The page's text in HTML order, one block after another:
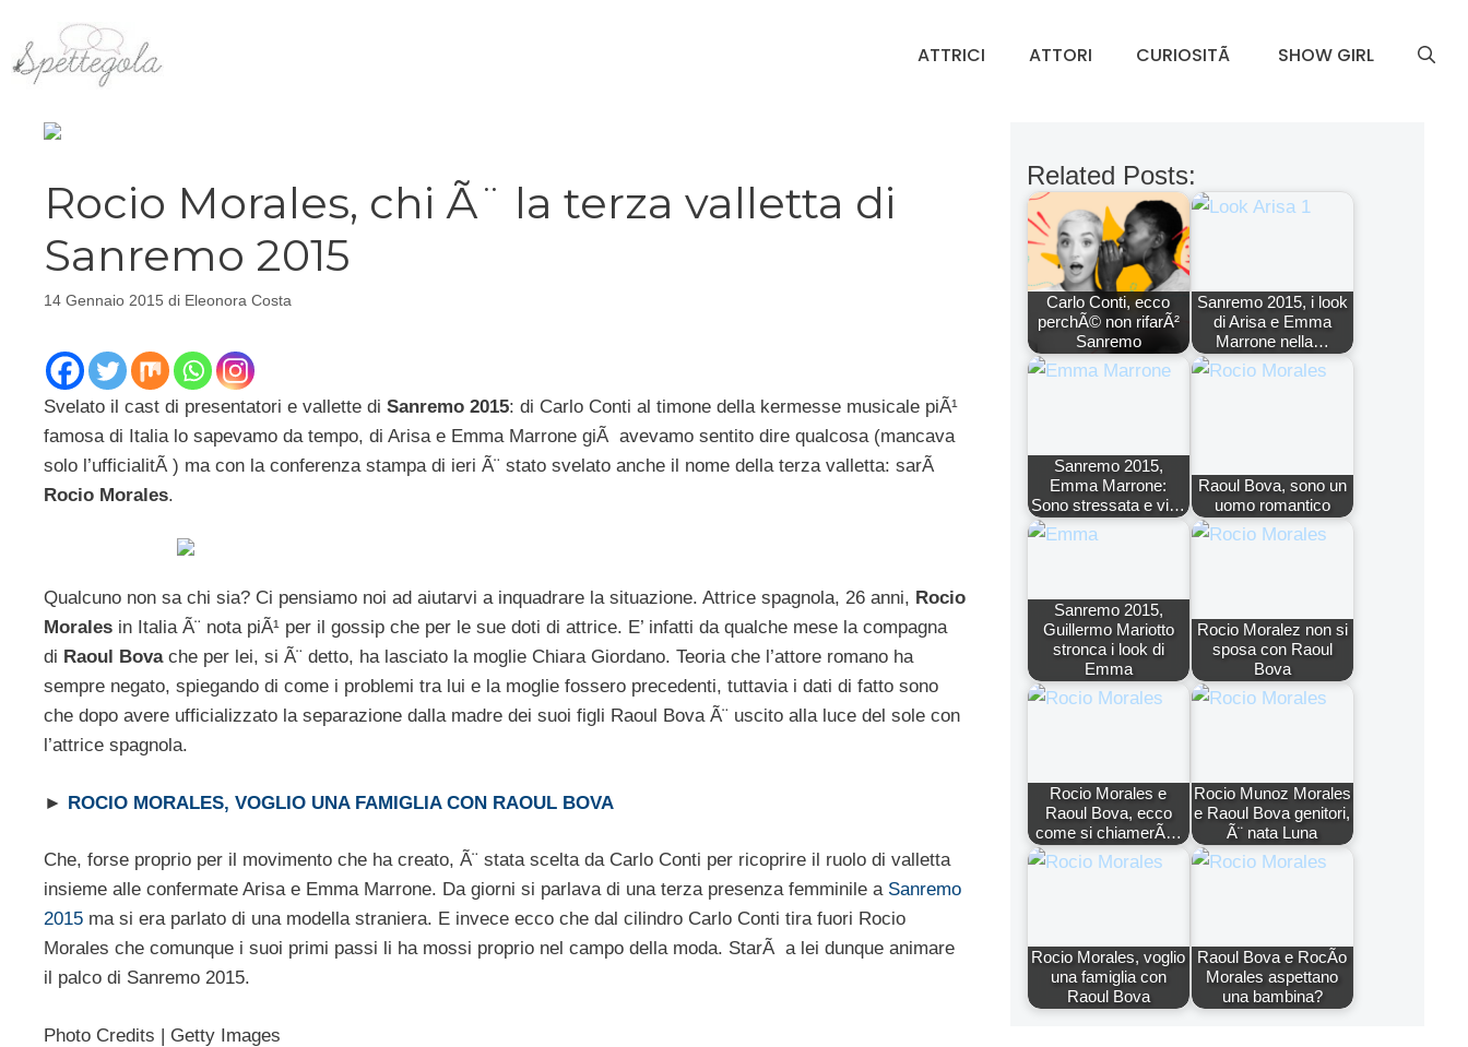
contenuto
ATTRICI ATTORI CURIOSITÃ SHOW GIRL
Rocio Morales, chi Ã¨ la terza valletta di
Sanremo 2015
14 Gennaio 2015 di Eleonora Costa
Svelato il cast di presentatori e vallette di Sanremo 2015: di Carlo Conti al timone della kermesse musicale piÃ¹
famosa di Italia lo sapevamo da tempo, di Arisa e Emma Marrone giÃ avevamo sentito dire qualcosa (mancava
solo l’ufficialitÃ ) ma con la conferenza stampa di ieri Ã¨ stato svelato anche il nome della terza valletta: sarÃ
Rocio Morales.
Qualcuno non sa chi sia? Ci pensiamo noi ad aiutarvi a inquadrare la situazione. Attrice spagnola, 26 anni, Rocio
Morales in Italia Ã¨ nota piÃ¹ per il gossip che per le sue doti di attrice. E’ infatti da qualche mese la compagna
di Raoul Bovache per lei, si Ã¨ detto, ha lasciato la moglie Chiara Giordano. Teoria che l’attore romano ha
sempre negato, spiegando di come i problemi tra lui e la moglie fossero precedenti, tuttavia i dati di fatto sono
che dopo avere ufficializzato la separazione dalla madre dei suoi figli Raoul Bova Ã¨ uscito alla luce del sole con
l’attrice spagnola.
► ROCIO MORALES, VOGLIO UNA FAMIGLIA CON RAOUL BOVA
Che, forse proprio per il movimento che ha creato, Ã¨ stata scelta da Carlo Conti per ricoprire il ruolo di valletta
insieme alle confermate Arisa e Emma Marrone. Da giorni si parlava di una terza presenza femminile a Sanremo
2015 ma si era parlato di una modella straniera. E invece ecco che dal cilindro Carlo Conti tira fuori Rocio
Morales che comunque i suoi primi passi li ha mossi proprio nel campo della moda. StarÃ a lei dunque animare
il palco di Sanremo 2015.
Photo Credits | Getty Images
Related Posts:
Carlo Conti, ecco
perchÃ© non rifarÃ²
Sanremo
Sanremo 2015, i look
di Arisa e Emma
Marrone nella…
Sanremo 2015,
Emma Marrone:
Sono stressata e vi…
Raoul Bova, sono un
uomo romantico
Sanremo 2015,
Guillermo Mariotto
stronca i look di
Emma
Rocio Moralez non si
sposa con Raoul
Bova
Rocio Morales e
Raoul Bova, ecco
come si chiamerÃ…
Rocio Munoz Morales
e Raoul Bova genitori,
Ã¨ nata Luna
Rocio Morales, voglio
una famiglia con
Raoul Bova
Raoul Bova e RocÃ­o
Morales aspettano
una bambina?